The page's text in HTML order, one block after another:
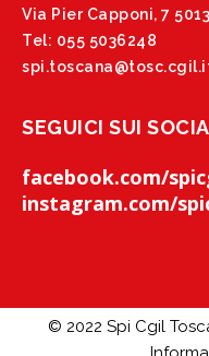
Via Pier Capponi, 7
Tel: 055 5036248
SEGUICI SUI
facebook.com/
instagram.com/
© 2022 Spi Cgil